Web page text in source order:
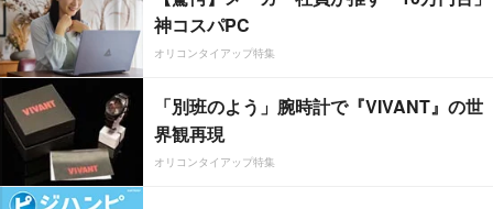
神コスパPC
オリコンタイアップ特集
「別班のよう」腕時計で『VIVANT』の世
界観再現
オリコンタイアップ特集